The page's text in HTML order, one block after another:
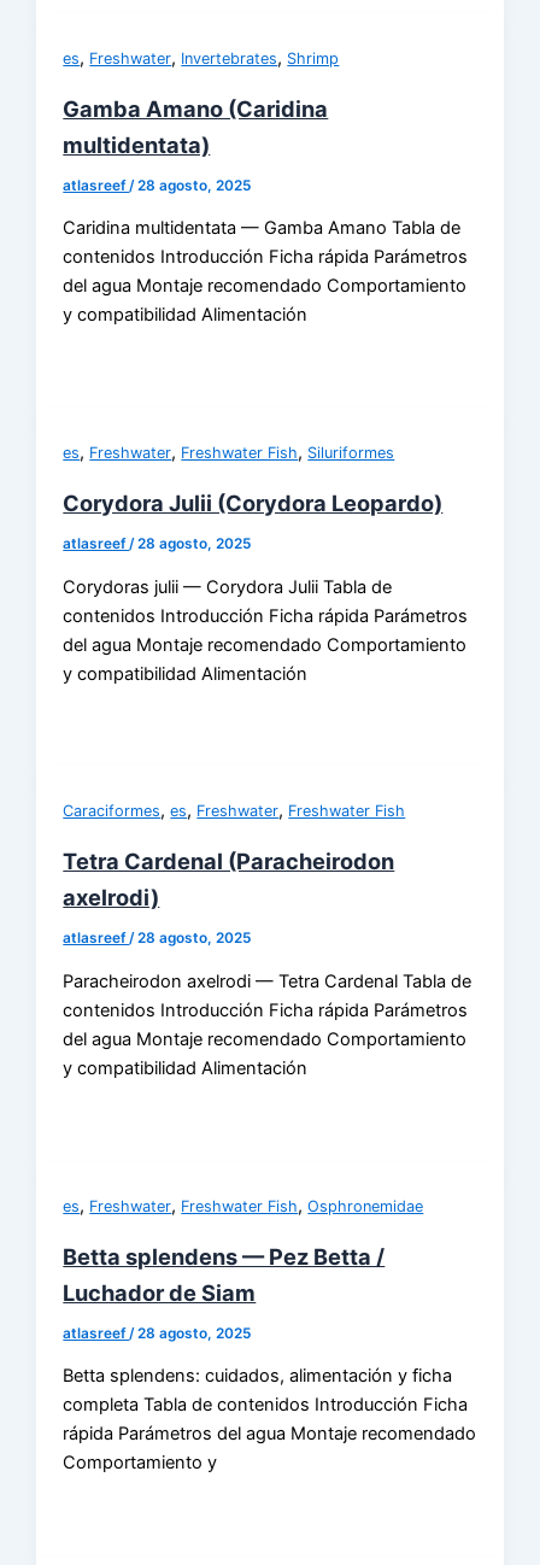
es, Freshwater, Invertebrates, Shrimp
Gamba Amano (Caridina
multidentata)
atlasreef /28 agosto, 2025
Caridina multidentata — Gamba Amano Tabla de
contenidos Introducción Ficha rápida Parámetros
del agua Montaje recomendado Comportamiento
y compatibilidad Alimentación
es, Freshwater, Freshwater Fish, Siluriformes
Corydora Julii (Corydora Leopardo)
atlasreef/28 agosto, 2025
Corydoras julii — Corydora Julii Tabla de
contenidos Introducción Ficha rápida Parámetros
del agua Montaje recomendado Comportamiento
y compatibilidad Alimentación
Caraciformes,es, Freshwater, Freshwater Fish
Tetra Cardenal (Paracheirodon
axelrodi)
atlasreef/28 agosto, 2025
Paracheirodon axelrodi — Tetra Cardenal Tabla de
contenidos Introducción Ficha rápida Parámetros
del agua Montaje recomendado Comportamiento
y compatibilidad Alimentación
es, Freshwater, Freshwater Fish,Osphronemidae
Betta splendens — Pez Betta /
Luchador de Siam
atlasreef /28 agosto, 2025
Betta splendens: cuidados, alimentación y ficha
completa Tabla de contenidos Introducción Ficha
rápida Parámetros del agua Montaje recomendado
Comportamiento y